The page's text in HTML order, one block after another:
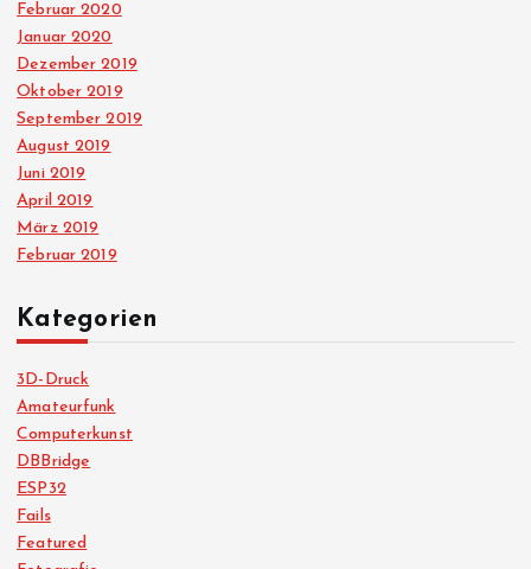
Februar 2020
Januar 2020
Dezember 2019
Oktober 2019
September 2019
August 2019
Juni 2019
April 2019
März 2019
Februar 2019
Kategorien
3D-Druck
Amateurfunk
Computerkunst
DBBridge
ESP32
Fails
Featured